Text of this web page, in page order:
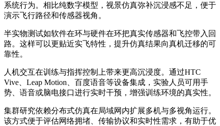
系统行为。相比纯数字模型，视景仿真弥补沉浸感不足，便于
演示飞行路径和传感器视角。
半实物测试如软件在环与硬件在环把真实传感器和飞控带入回
路。这样可以更贴近实飞特性，提升仿真结果向真机迁移的可
靠性。
人机交互在训练与指挥控制上带来更高沉浸度。通过HTC
Vive、Leap Motion、百度语音等设备集成，实验人员可用手
势、语音或脑电接口进行实时干预，增强训练环境的真实性。
集群研究依赖分布式仿真在局域网内扩展多机与多视角运行。
该方式便于评估网络拥堵、传输协议和实时性需求，有助于优